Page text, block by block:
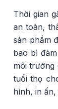
Thời gian
an toàn,
sản phẩm
bao bì
môi trường
tuổi thọ
hình, in